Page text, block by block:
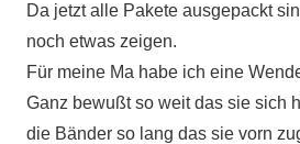
Da jetzt alle Pakete ausgepackt
noch etwas zeigen.
Für meine Ma habe ich eine
Ganz bewußt so weit das sie sich
die Bänder so lang das sie vorn